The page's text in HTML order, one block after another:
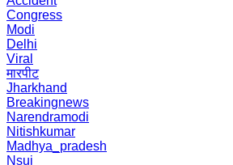
Congress
Modi
Delhi
Viral
मारपीट
Jharkhand
Breakingnews
Narendramodi
Nitishkumar
Madhya_pradesh
Nsui